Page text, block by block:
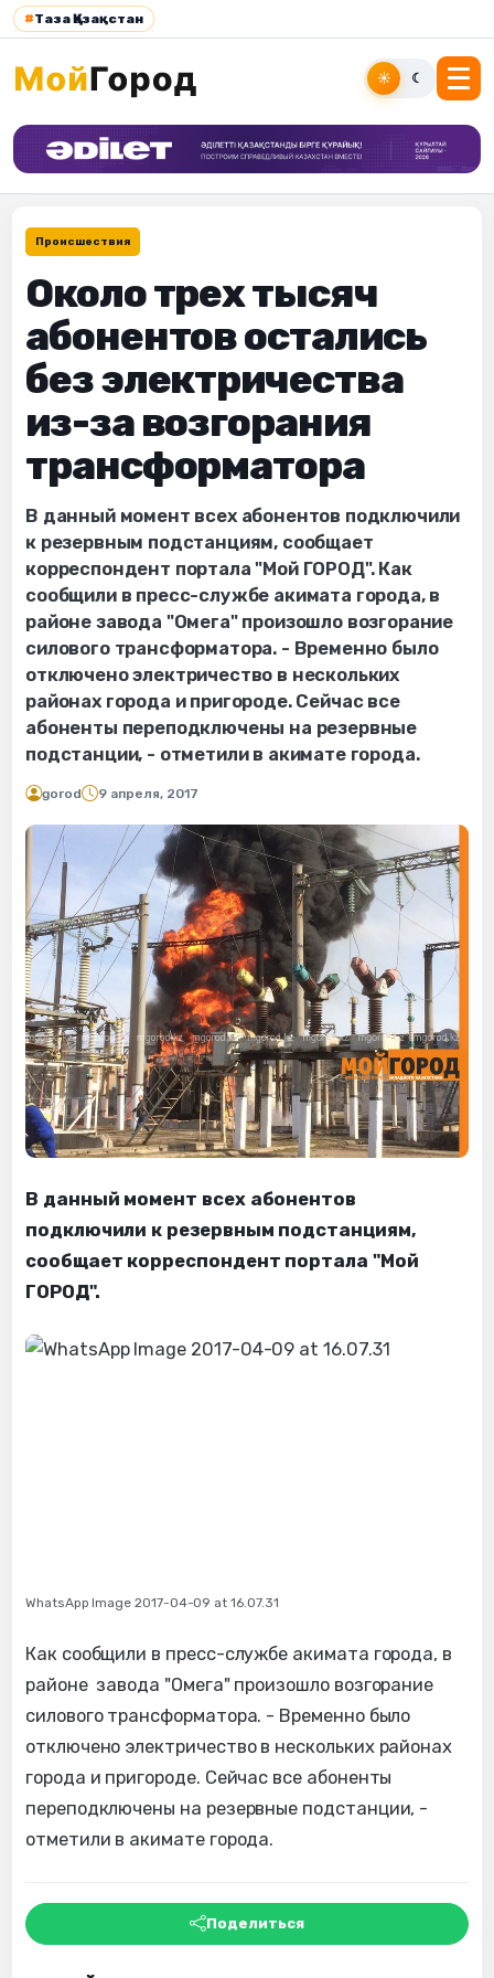
#Таза Қазақстан
☀ ☾
Происшествия
Около трех тысяч
абонентов остались
без электричества
из-за возгорания
трансформатора
В данный момент всех абонентов подключили
к резервным подстанциям, сообщает
корреспондент портала "Мой ГОРОД". Как
сообщили в пресс-службе акимата города, в
районе завода "Омега" произошло возгорание
силового трансформатора. - Временно было
отключено электричество в нескольких
районах города и пригороде. Сейчас все
абоненты переподключены на резервные
подстанции, - отметили в акимате города.
gorod 9 апреля, 2017
В данный момент всех абонентов
подключили к резервным подстанциям,
сообщает корреспондент портала "Мой
ГОРОД".
WhatsApp Image 2017-04-09 at 16.07.31
Как сообщили в пресс-службе акимата города, в
районе завода "Омега" произошло возгорание
силового трансформатора. - Временно было
отключено электричество в нескольких районах
города и пригороде. Сейчас все абоненты
переподключены на резервные подстанции, -
отметили в акимате города.
Поделиться